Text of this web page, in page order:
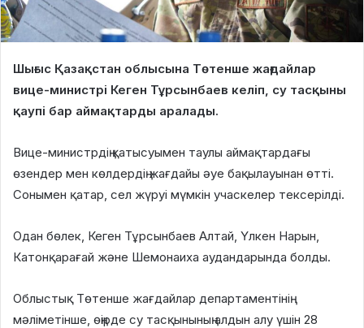
Шығыс Қазақстан облысына Төтенше жағдайлар
вице-министрі Кеген Тұрсынбаев келіп, су тасқыны
қаупі бар аймақтарды аралады.
Вице-министрдің қатысуымен таулы аймақтардағы
өзендер мен көлдердің жағдайы әуе бақылауынан өтті.
Сонымен қатар, сел жүруі мүмкін учаскелер тексерілді.
Одан бөлек, Кеген Тұрсынбаев Алтай, Үлкен Нарын,
Катонқарағай және Шемонаиха аудандарында болды.
Облыстық Төтенше жағдайлар департаментінің
мәліметінше, өңірде су тасқынының алдын алу үшін 28